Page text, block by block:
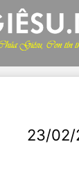
23/02/